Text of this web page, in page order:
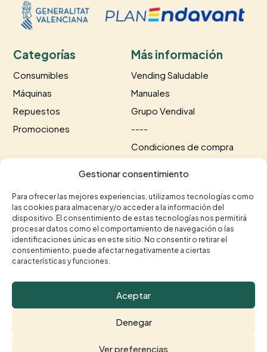
Gestionar consentimiento
Para ofrecer las mejores experiencias, utilizamos tecnologías como
las cookies para almacenar y/o acceder a la información del
dispositivo. El consentimiento de estas tecnologías nos permitirá
procesar datos como el comportamiento de navegación o las
identificaciones únicas en este sitio. No consentir o retirar el
consentimiento, puede afectar negativamente a ciertas
características y funciones.
Aceptar
Denegar
Ver preferencias
Categorías
Consumibles
Máquinas
Repuestos
Promociones
Más información
Vending Saludable
Manuales
Grupo Vendival
----
Condiciones de compra
Contacto
 +34 963 75 20 40  +34 615 35 50 96
 contacto@vendival.com
Valencia